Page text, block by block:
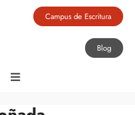
Campus de Escritura
Blog